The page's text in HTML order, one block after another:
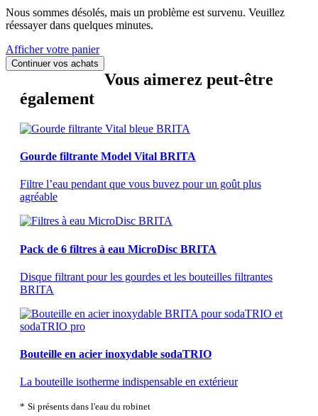
Nous sommes désolés, mais un problème est survenu. Veuillez
réessayer dans quelques minutes.
Afficher votre panier
Continuer vos achats
Vous aimerez peut-être
également
Gourde filtrante Model Vital BRITA
Filtre l’eau pendant que vous buvez pour un goût plus
agréable
Pack de 6 filtres à eau MicroDisc BRITA
Disque filtrant pour les gourdes et les bouteilles filtrantes
BRITA
Bouteille en acier inoxydable sodaTRIO
La bouteille isotherme indispensable en extérieur
* Si présents dans l'eau du robinet